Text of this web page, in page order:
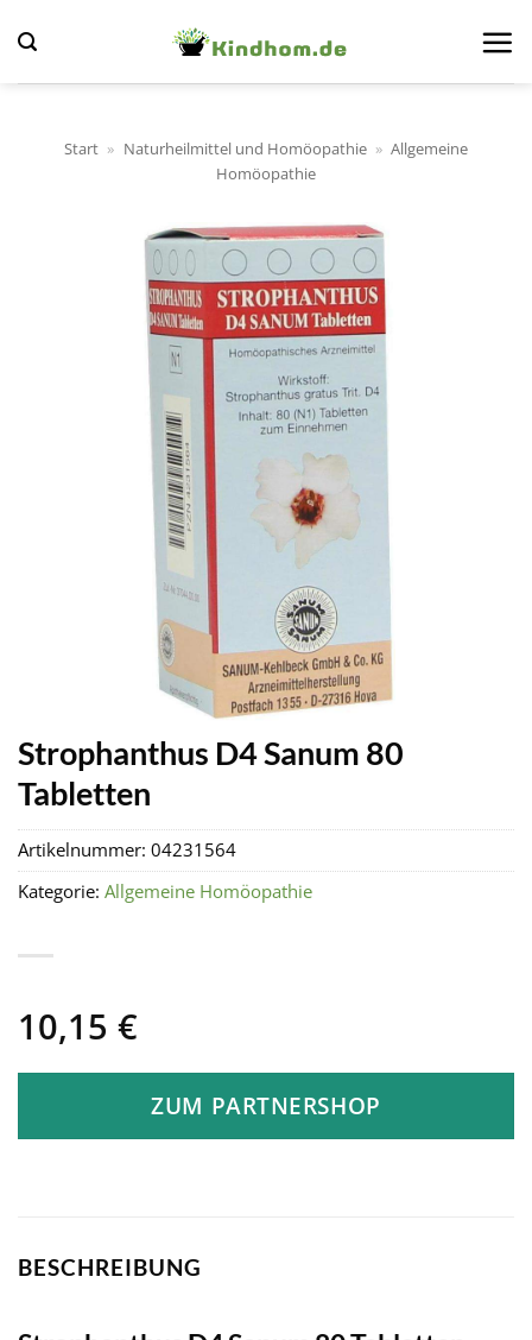
Inhalt
springen
Start » Naturheilmittel und Homöopathie » Allgemeine
Homöopathie
Strophanthus D4 Sanum 80
Tabletten
10,15 €
ZUM PARTNERSHOP
Artikelnummer: 04231564
Kategorie: Allgemeine Homöopathie
BESCHREIBUNG